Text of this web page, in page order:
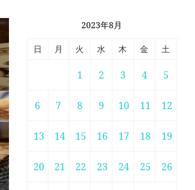
2023年8月
日 月 火 水 木 金 土
1 2 3 4 5
6 7 8 9 10 11 12
13 14 15 16 17 18 19
20 21 22 23 24 25 26